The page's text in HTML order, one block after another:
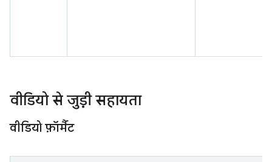
वीडियो से जुड़ी सहायता
वीडियो फ़ॉर्मैट